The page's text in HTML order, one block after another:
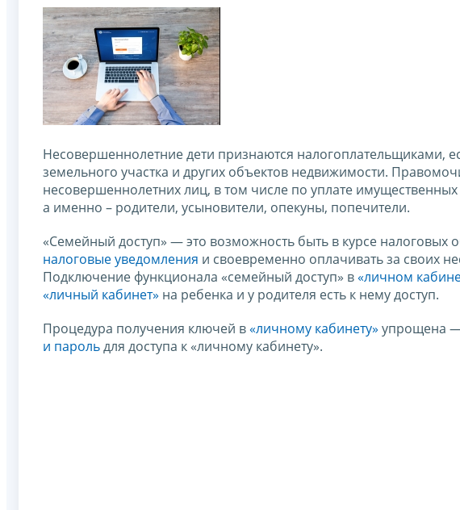
Несовершеннолетние дети признаются налогоплательщиками,
земельного участка и других объектов недвижимости.
несовершеннолетних лиц, в том числе по уплате
а именно – родители, усыновители, опекуны, попечители.
«Семейный доступ» — это возможность быть в курсе налоговых
налоговые уведомления и своевременно оплачивать за своих
Подключение функционала «семейный доступ» в«личном
«личный кабинет» на ребенка и у родителя есть к нему доступ.
Процедура получения ключей в«личному кабинету» упрощена
и парольдля доступа к «личному кабинету».